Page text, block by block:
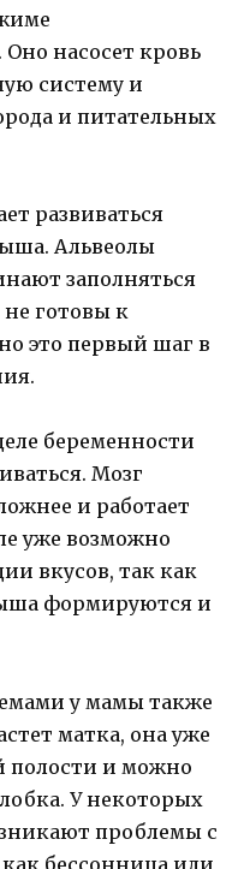
Оно насосет кровь
систему и
и питательных
развиваться
Альвеолы
заполняться
готовы к
это первый шаг в
беременности
Мозг
и работает
уже возможно
вкусов, так как
формируются и
у мамы также
матка, она уже
полости и можно
У некоторых
проблемы с
бессонница или